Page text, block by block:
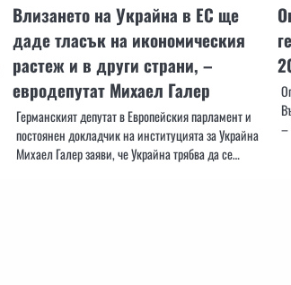
Влизането на Украйна в ЕС ще
даде тласък на икономическия
растеж и в други страни, –
евродепутат Михаел Галер
Германският депутат в Европейския парламент и
постоянен докладчик на институцията за Украйна
Михаел Галер заяви, че Украйна трябва да се…
–